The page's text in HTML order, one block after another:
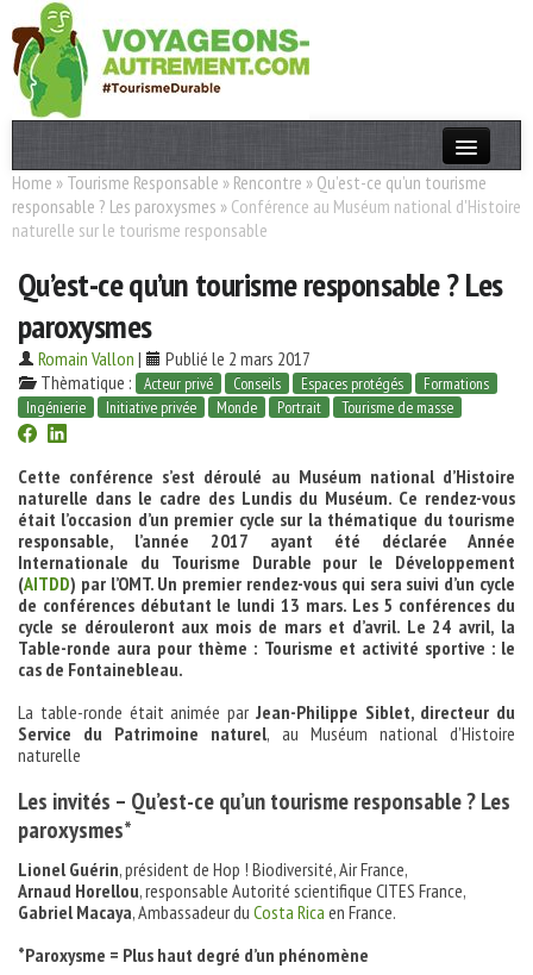
Actualités
T. Responsable
Destinations
Acteurs
Thèmes
Home » Tourisme Responsable » Rencontre » Qu’est-ce qu’un tourisme
responsable ? Les paroxysmes » Conférence au Muséum national d'Histoire
naturelle sur le tourisme responsable
Qu’est-ce qu’un tourisme responsable ? Les
paroxysmes
Romain Vallon |
Publié le 2 mars 2017
Thèmatique :
Acteur privé Conseils Espaces protégés
Formations
Ingénierie
Initiative privée Monde Portrait Tourisme de masse
Cette conférence s’est déroulé au Muséum national d’Histoire
naturelle dans le cadre des Lundis du Muséum. Ce rendez-vous
était l’occasion d’un premier cycle sur la thématique du tourisme
responsable, l’année 2017 ayant été déclarée Année
Internationale du Tourisme Durable pour le Développement
(AITDD) par l’OMT. Un premier rendez-vous qui sera suivi d’un cycle
de conférences débutant le lundi 13 mars. Les 5 conférences du
cycle se dérouleront aux mois de mars et d’avril. Le 24 avril, la
Table-ronde aura pour thème : Tourisme et activité sportive : le
cas de Fontainebleau.
La table-ronde était animée par Jean-Philippe Siblet, directeur du
Service du Patrimoine naturel, au Muséum national d’Histoire
naturelle
Les invités – Qu’est-ce qu’un tourisme responsable ? Les
paroxysmes*
Lionel Guérin, président de Hop ! Biodiversité, Air France,
Arnaud Horellou, responsable Autorité scientifique CITES France,
Gabriel Macaya, Ambassadeur du Costa Rica en France.
*Paroxysme = Plus haut degré d’un phénomène